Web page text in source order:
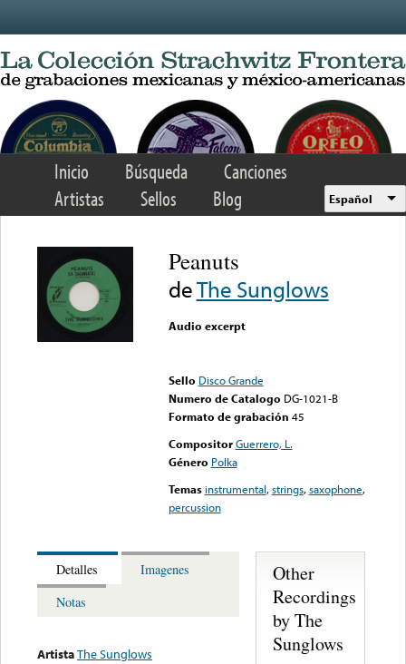
Inicio Búsqueda
Canciones
Artistas
Sellos Blog Español
Peanuts
deThe Sunglows
Audio excerpt
Sello Disco Grande
Numero de Catalogo DG-1021-B
Formato de grabación 45
Compositor Guerrero, L.
Género Polka
Temas instrumental,strings,saxophone,
percussion
Detalles
Imagenes
Notas
ArtistaThe Sunglows
Other
Recordings
by The
Sunglows